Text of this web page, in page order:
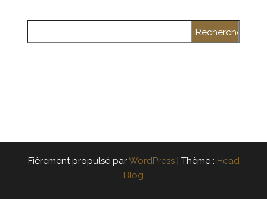
Fièrement propulsé parWordPress Thème : Head
Blog